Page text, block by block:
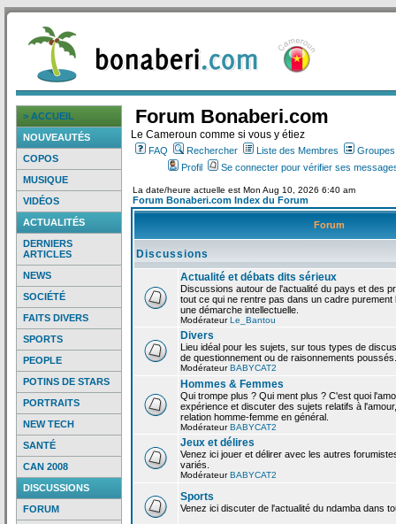
> ACCUEIL
NOUVEAUTÉS
COPOS
MUSIQUE
VIDÉOS
ACTUALITÉS
DERNIERS
ARTICLES
NEWS
SOCIÉTÉ
FAITS DIVERS
SPORTS
PEOPLE
POTINS DE STARS
PORTRAITS
NEW TECH
SANTÉ
CAN 2008
DISCUSSIONS
FORUM
Forum Bonaberi.com
Le Cameroun comme si vous y étiez
FAQ Rechercher Liste des Membres
Profil
Se connecter pour vérifier ses
La date/heure actuelle est Mon Aug 10, 2026 6:40 am
Forum Bonaberi.com Index du Forum
Forum
Discussions
Actualité et débats dits sérieux
Discussions autour de l'actualité du pays et des
tout ce qui ne rentre pas dans un cadre
une démarche intellectuelle.
ModérateurLe_Bantou
Divers
Lieu idéal pour les sujets, sur tous types de
de questionnement ou de raisonnements
ModérateurBABYCAT2
Hommes & Femmes
Qui trompe plus ? Qui ment plus ? C'est quoi
expérience et discuter des sujets relatifs à
relation homme-femme en général.
ModérateurBABYCAT2
Jeux et délires
Venez ici jouer et délirer avec les autres
variés.
ModérateurBABYCAT2
Sports
Venez ici discuter de l'actualité du ndamba dans